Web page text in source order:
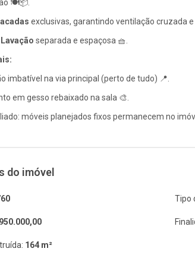
🍽️📦.
exclusivas, garantindo ventilação cruzada
Lavação separada e espaçosa 🧺.
imbatível na via principal (perto de tudo) 📍.
em gesso rebaixado na sala 🎨.
móveis planejados fixos permanecem no
do imóvel
164 m²
Tipo